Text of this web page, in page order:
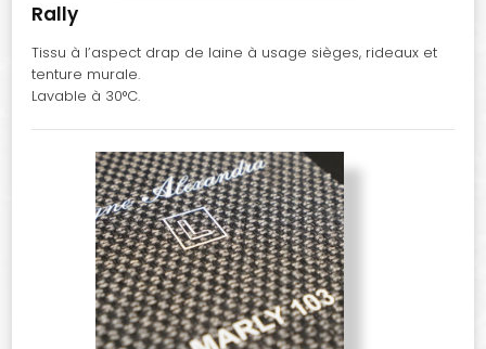
Rally
Tissu à l’aspect drap de laine à usage sièges, rideaux et
tenture murale.
Lavable à 30°C.